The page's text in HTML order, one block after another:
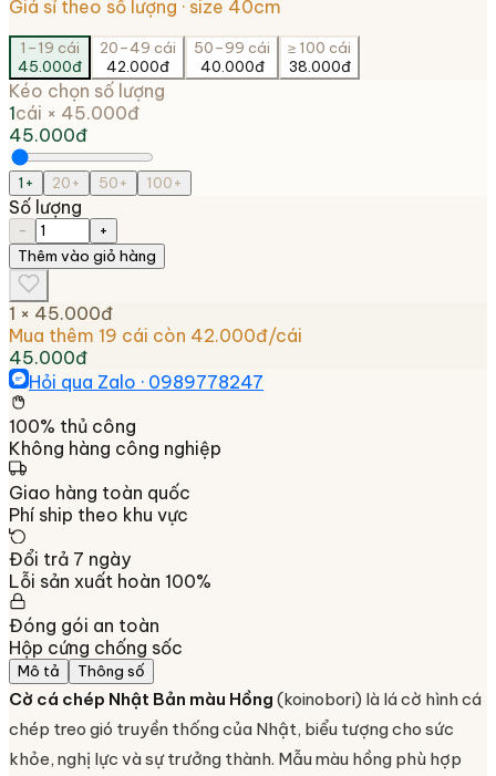
Giá sỉ theo số lượng · size 40cm
1–19 cái
45.000đ
20–49 cái
42.000đ
50–99 cái
40.000đ
≥ 100 cái
38.000đ
Kéo chọn số lượng
1cái × 45.000đ
45.000đ
1 + 20+ 50+ 100+
Số lượng
−
+
Thêm vào giỏ hàng
1 × 45.000đ
Mua thêm 19 cái còn 42.000đ/cái
45.000đ
Hỏi qua Zalo · 0989778247
100% thủ công
Không hàng công nghiệp
Giao hàng toàn quốc
Phí ship theo khu vực
Đổi trả 7 ngày
Lỗi sản xuất hoàn 100%
Đóng gói an toàn
Hộp cứng chống sốc
Mô tả Thông số
Cờ cá chép Nhật Bản màu Hồng (koinobori) là lá cờ hình cá
chép treo gió truyền thống của Nhật, biểu tượng cho sức
khỏe, nghị lực và sự trưởng thành. Mẫu màu hồng phù hợp